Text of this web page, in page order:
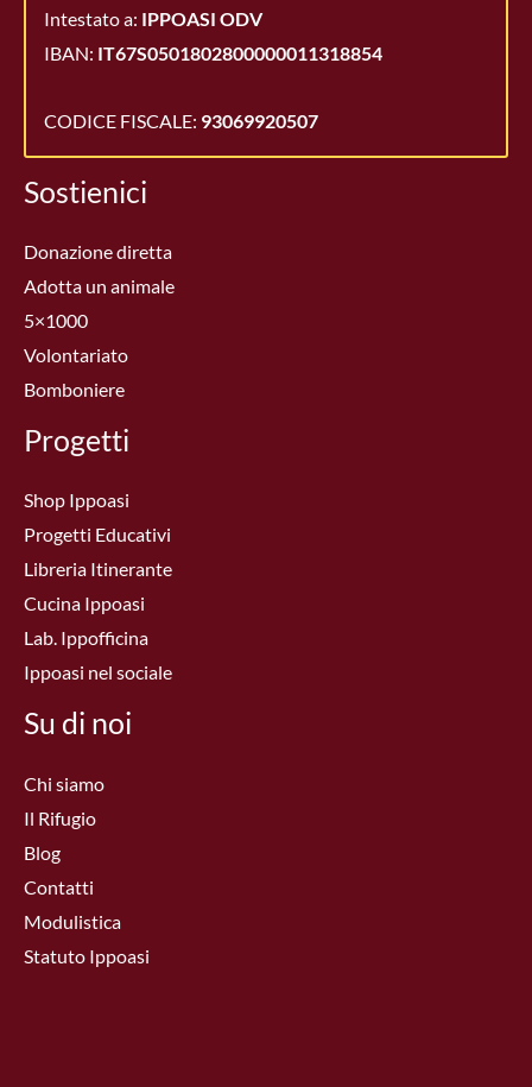
Intestato a: IPPOASI ODV
IBAN: IT67S0501802800000011318854
CODICE FISCALE: 93069920507
Sostienici
Donazione diretta
Adotta un animale
5×1000
Volontariato
Bomboniere
Progetti
Shop Ippoasi
Progetti Educativi
Libreria Itinerante
Cucina Ippoasi
Lab. Ippofficina
Ippoasi nel sociale
Su di noi
Chi siamo
Il Rifugio
Blog
Contatti
Modulistica
Statuto Ippoasi